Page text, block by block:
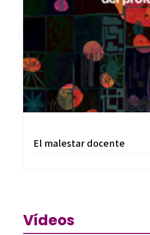
El malestar docente
Vídeos